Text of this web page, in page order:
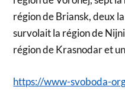
région de Briansk, deux
survolait la région de
région de Krasnodar et
https://www-svoboda-